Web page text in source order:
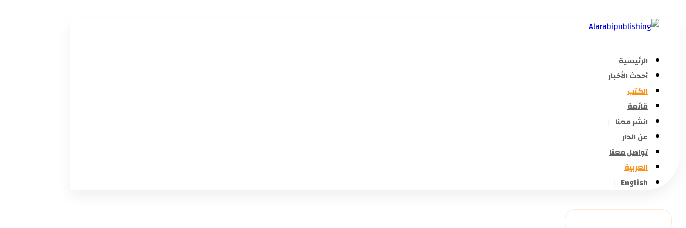
الرئيسية
أحدث الأخبار
الكتب
قائمة
انشر معنا
عن الدار
تواصل معنا
العربية
English